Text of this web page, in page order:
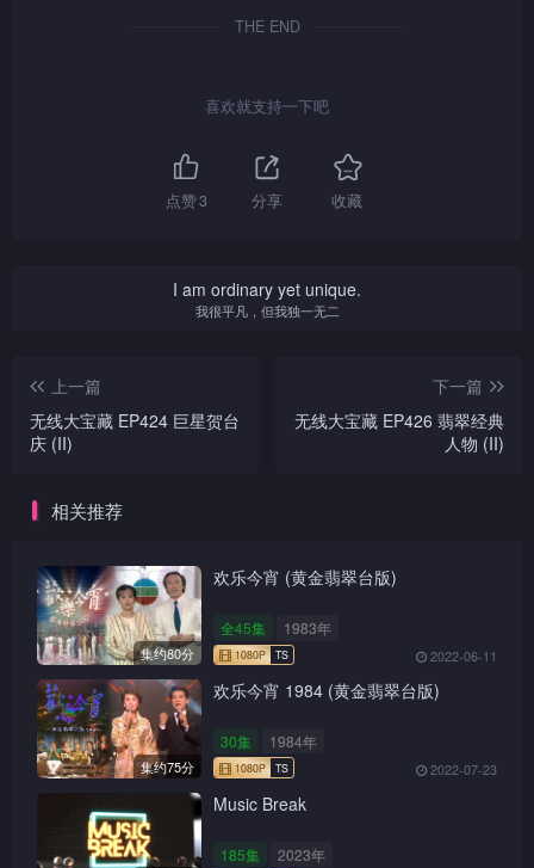
THE END
喜欢就支持一下吧
点赞3 分享 收藏
I am ordinary yet unique.
我很平凡，但我独一无二
上一篇
无线大宝藏 EP424 巨星贺台
庆 (II)
下一篇
无线大宝藏 EP426 翡翠经典
人物 (II)
相关推荐
集约80分
欢乐今宵 (黄金翡翠台版)
全45集 1983年
2022-06-11
集约75分
欢乐今宵 1984 (黄金翡翠台版)
30集 1984年
2022-07-23
Music Break
185集 2023年